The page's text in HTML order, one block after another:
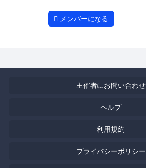
メンバーになる
主催者にお問い合わせ
ヘルプ
利用規約
プライバシーポリシー